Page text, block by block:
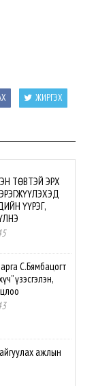
ЖИРГЭХ
ТӨВТЭЙ ЭРХ
ҮҮРЭГ,
С.Бямбацогт
үзэсгэлэн,
ажлын